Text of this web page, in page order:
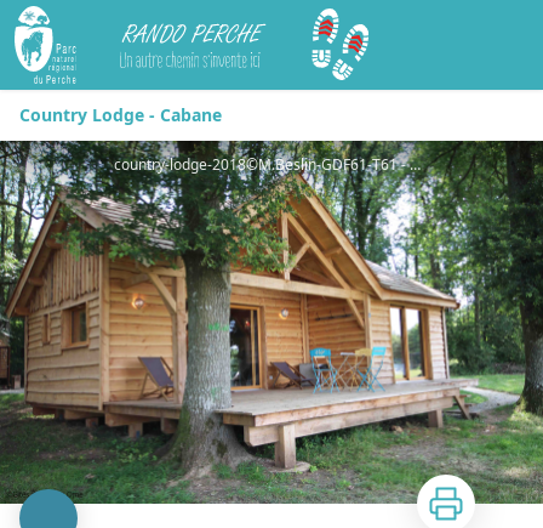
Rando Perche
Country Lodge - Cabane
country-lodge-2018©M.Beslin-GDF61-T61 - Country Lodge©GDF61